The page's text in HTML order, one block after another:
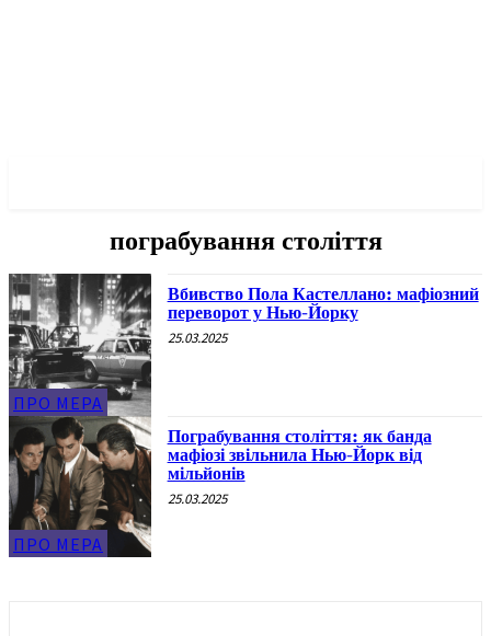
пограбування століття
ПРО МЕРА
Вбивство Пола Кастеллано: мафіозний
переворот у Нью-Йорку
25.03.2025
ПРО МЕРА
Пограбування століття: як банда
мафіозі звільнила Нью-Йорк від
мільйонів
25.03.2025